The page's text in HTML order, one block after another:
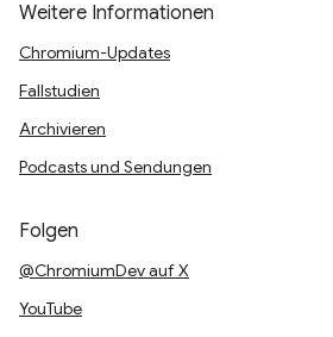
Weitere Informationen
Chromium-Updates
Fallstudien
Archivieren
Podcasts und Sendungen
Folgen
@ChromiumDev auf X
YouTube